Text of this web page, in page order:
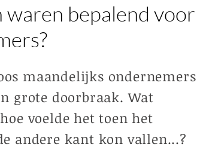
bepalend voor
maandelijks ondernemers
grote doorbraak. Wat
voelde het toen het
andere kant kon vallen...?